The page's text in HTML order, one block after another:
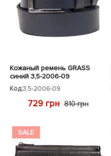
Кожаный ремень GRASS
синий 3,5-2006-09
Код:3,5-2006-09
729 грн 810 грн
SALE